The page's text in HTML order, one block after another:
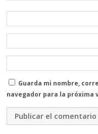
Guarda mi nombre,
navegador para la próxima